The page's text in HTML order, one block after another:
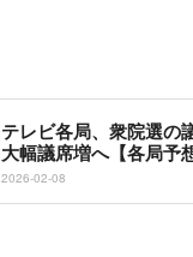
テレビ各局、衆院選
大幅議席増へ【各局予
2026-02-08